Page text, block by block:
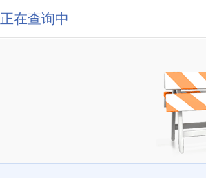
正在查询中